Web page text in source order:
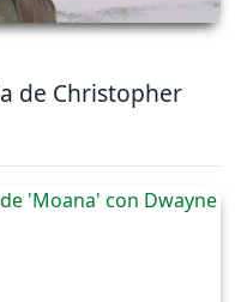
de Christopher